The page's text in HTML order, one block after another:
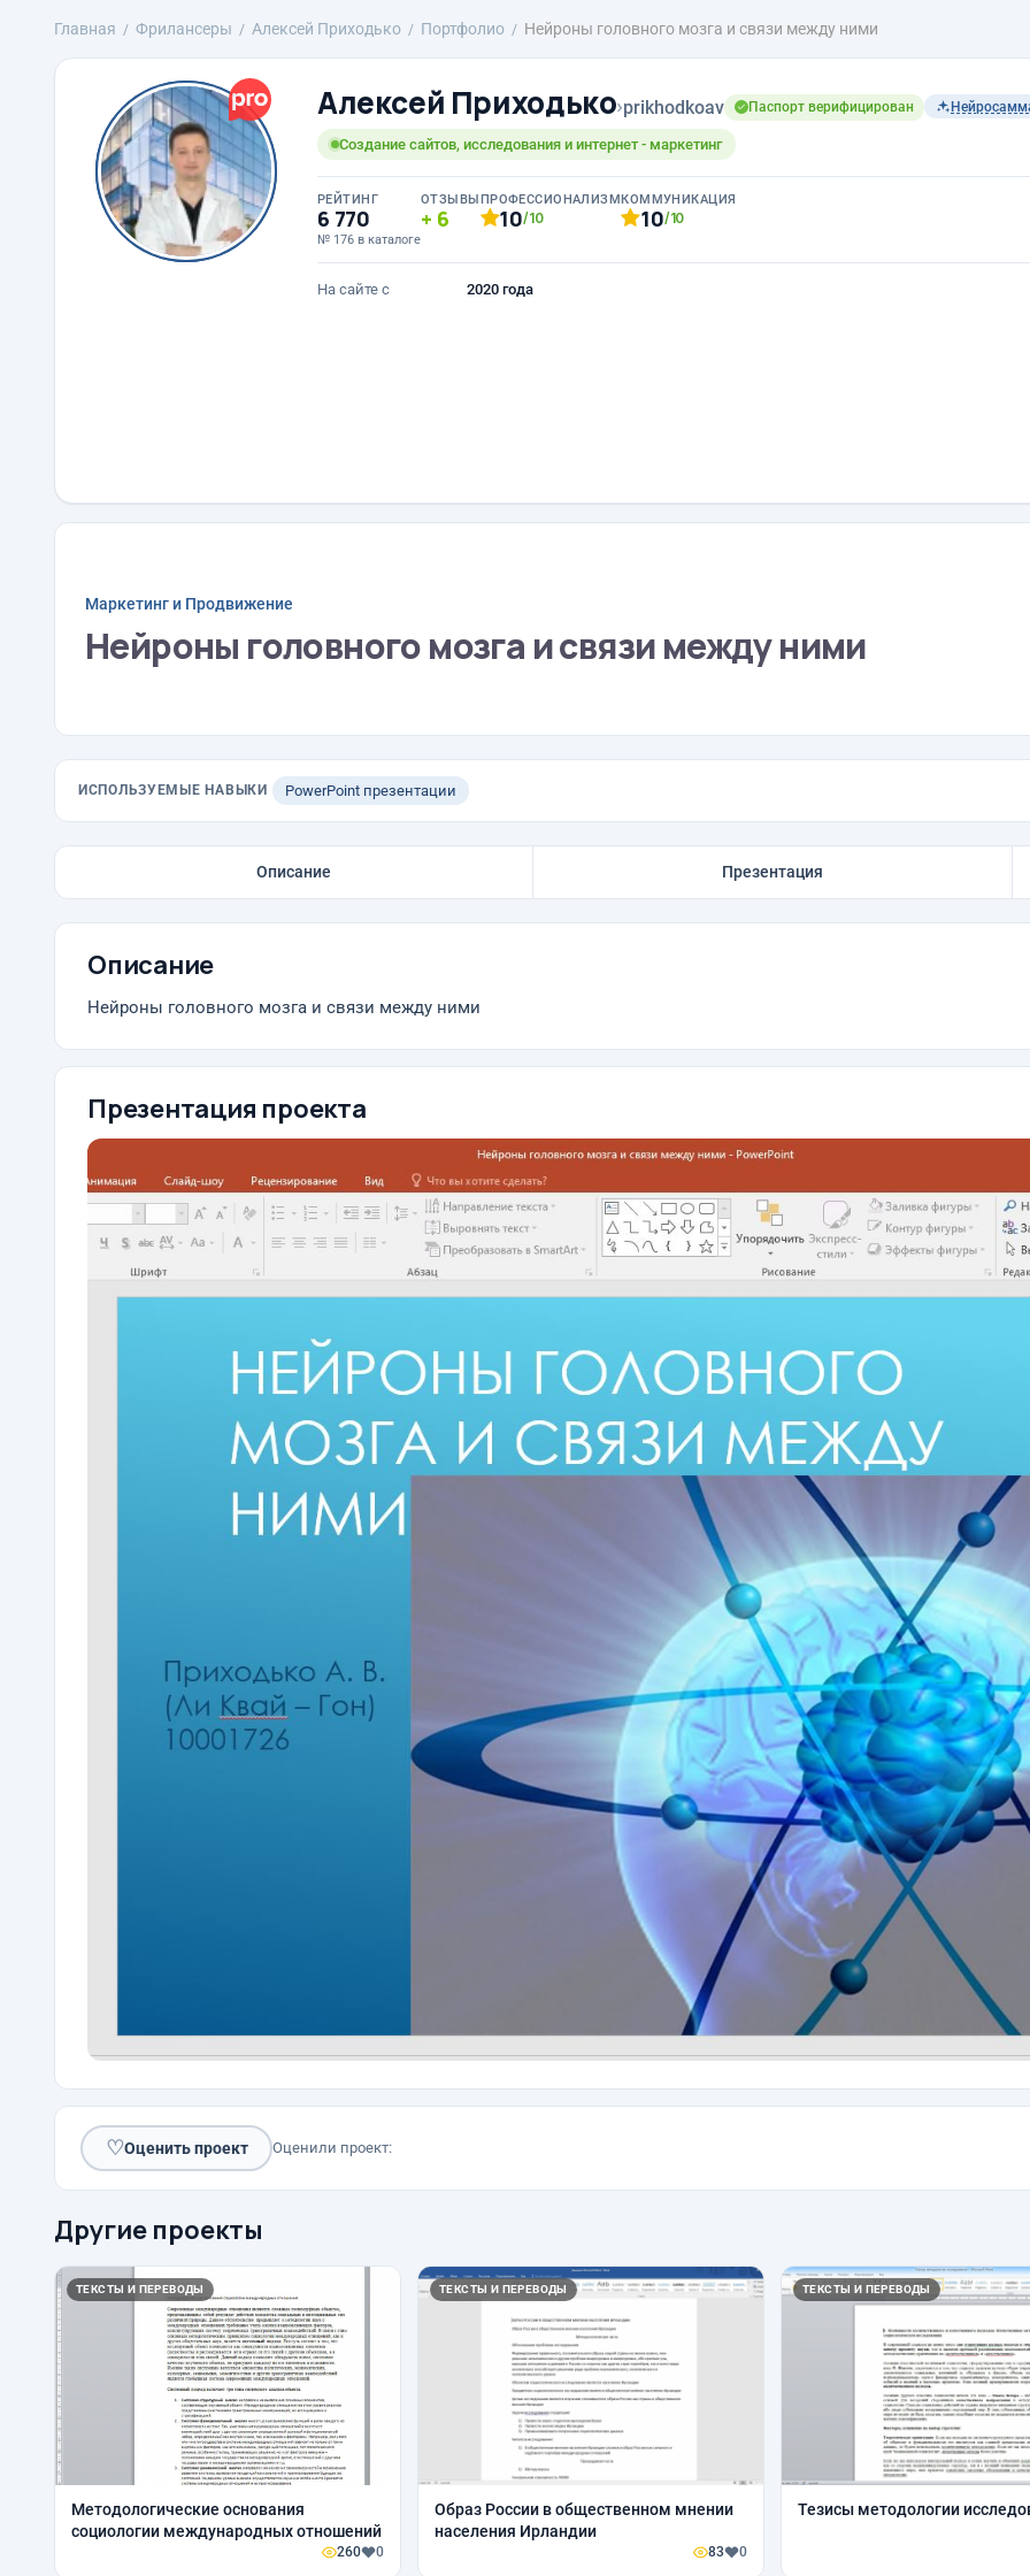
Главная Фрилансеры Алексей Приходько Портфолио Нейроны головного мозга и связи между ними
Алексей Приходько›prikhodkoav Паспорт верифицирован
Создание сайтов, исследования и интернет - маркетинг
РЕЙТИНГ
6 770
№ 176 в каталоге
ОТЗЫВЫ
6
ПРОФЕССИОНАЛИЗМ
10/10
КОММУНИКАЦИЯ
10/10
На сайте с 2020 года
Маркетинг и Продвижение
Нейроны головного мозга и связи между ними
ИСПОЛЬЗУЕМЫЕ НАВЫКИ PowerPoint презентации
Описание Презентация
Описание
Нейроны головного мозга и связи между ними
Презентация проекта
♡Оценить проект Оценили проект:
Другие проекты
ТЕКСТЫ И ПЕРЕВОДЫ
Методологические основания
социологии международных отношений
260 0
ТЕКСТЫ И ПЕРЕВОДЫ
Образ России в общественном мнении
населения Ирландии
83 0
ТЕКСТЫ И ПЕРЕВОДЫ
Тезисы методологии